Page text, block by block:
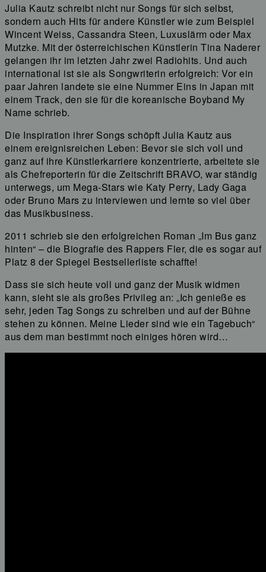
Julia Kautz schreibt nicht nur Songs für sich selbst,
sondern auch Hits für andere Künstler wie zum Beispiel
Wincent Weiss, Cassandra Steen, Luxuslärm oder Max
Mutzke. Mit der österreichischen Künstlerin Tina Naderer
gelangen ihr im letzten Jahr zwei Radiohits. Und auch
international ist sie als Songwriterin erfolgreich: Vor ein
paar Jahren landete sie eine Nummer Eins in Japan mit
einem Track, den sie für die koreanische Boyband My
Name schrieb.
Die Inspiration ihrer Songs schöpft Julia Kautz aus
einem ereignisreichen Leben: Bevor sie sich voll und
ganz auf ihre Künstlerkarriere konzentrierte, arbeitete sie
als Chefreporterin für die Zeitschrift BRAVO, war ständig
unterwegs, um Mega-Stars wie Katy Perry, Lady Gaga
oder Bruno Mars zu interviewen und lernte so viel über
das Musikbusiness.
2011 schrieb sie den erfolgreichen Roman „Im Bus ganz
hinten“ – die Biografie des Rappers Fler, die es sogar auf
Platz 8 der Spiegel Bestsellerliste schaffte!
Dass sie sich heute voll und ganz der Musik widmen
kann, sieht sie als großes Privileg an: „Ich genieße es
sehr, jeden Tag Songs zu schreiben und auf der Bühne
stehen zu können. Meine Lieder sind wie ein Tagebuch“
aus dem man bestimmt noch einiges hören wird…